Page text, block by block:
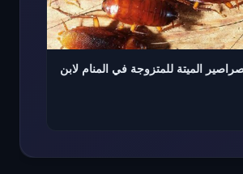
الميتة للمتزوجة في المنام لابن